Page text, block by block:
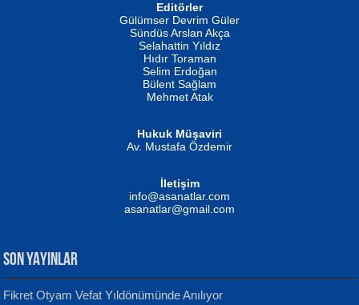
İSMAİL OKUTAN
Erkeklerin Kahrolması Ne Demektir
Evvel Zaman Tanrıçası...
Editörler
Gülümser Devrim Güler
Sündüs Arslan Akça
Selahattin Yıldız
Hıdır Toraman
Selim Erdoğan
Bülent Sağlam
Mehmet Atak
Hukuk Müşaviri
Av. Mustafa Özdemir
İletişim
info@asanatlar.com
asanatlar@gmail.com
SON YAYINLAR
Fikret Otyam Vefat Yıldönümünde Anılıyor